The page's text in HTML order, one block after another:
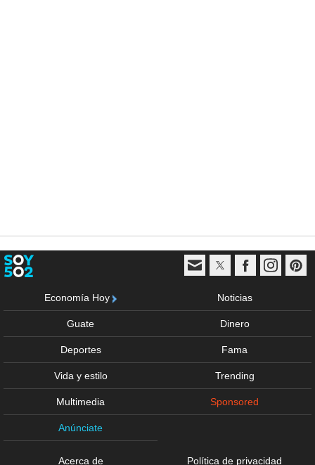
Economía Hoy Noticias
Guate Dinero
Deportes Fama
Vida y estilo Trending
Multimedia Sponsored
Anúnciate
Acerca de Política de privacidad